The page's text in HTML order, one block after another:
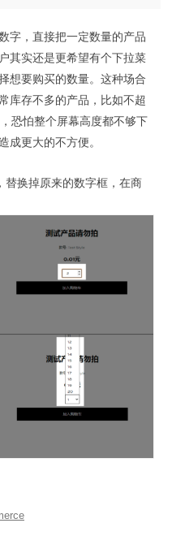
字，直接把一定数量的产品
其实还是更希望有个下拉菜
想要购买的数量。这种场合
库存不多的产品，比如不超
恐怕整个屏幕高度都不够下
成更大的不方便。
替换掉原来的数字框，在商